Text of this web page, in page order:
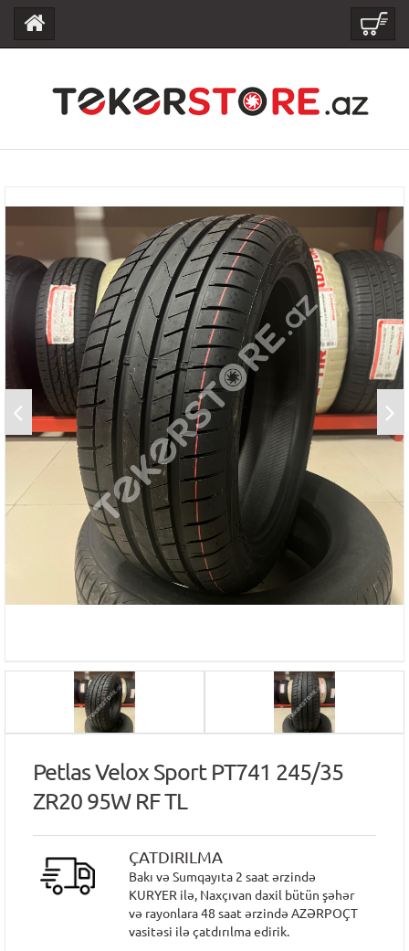
Petlas Velox Sport PT741 245/35
ZR20 95W RF TL
ÇATDIRILMA
Bakı və Sumqayıta 2 saat ərzində
KURYER ilə, Naxçıvan daxil bütün şəhər
və rayonlara 48 saat ərzində AZƏRPOÇT
vasitəsi ilə çatdırılma edirik.